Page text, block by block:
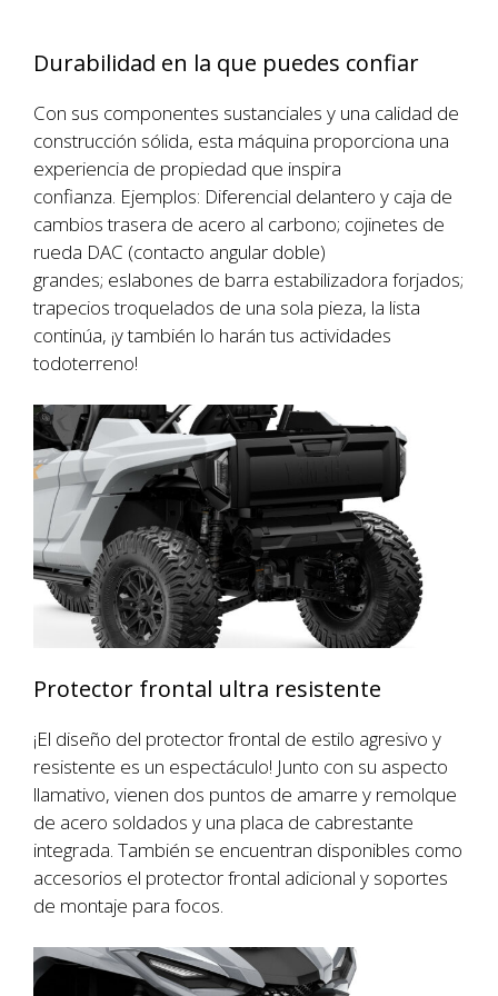
Durabilidad en la que puedes confiar
Con sus componentes sustanciales y una calidad de
construcción sólida, esta máquina proporciona una
experiencia de propiedad que inspira
confianza. Ejemplos: Diferencial delantero y caja de
cambios trasera de acero al carbono; cojinetes de
rueda DAC (contacto angular doble)
grandes; eslabones de barra estabilizadora forjados;
trapecios troquelados de una sola pieza, la lista
continúa, ¡y también lo harán tus actividades
todoterreno!
Protector frontal ultra resistente
¡El diseño del protector frontal de estilo agresivo y
resistente es un espectáculo! Junto con su aspecto
llamativo, vienen dos puntos de amarre y remolque
de acero soldados y una placa de cabrestante
integrada. También se encuentran disponibles como
accesorios el protector frontal adicional y soportes
de montaje para focos.